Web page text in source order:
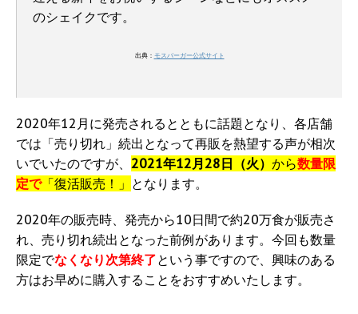
のシェイクです。
出典： モスバーガー公式サイト
2020年12月に発売されるとともに話題となり、各店舗
では「売り切れ」続出となって再販を熱望する声が相次
いでいたのですが、 2021年12月28日（火） から数量限
定で「復活販売！」 となります。
2020年の販売時、発売から10日間で約20万食が販売さ
れ、売り切れ続出となった前例があります。今回も数量
限定でなくなり次第終了という事ですので、興味のある
方はお早めに購入することをおすすめいたします。